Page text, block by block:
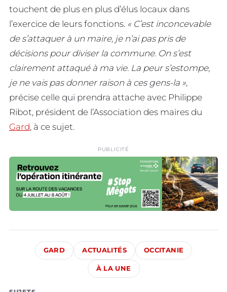
touchent de plus en plus d’élus locaux dans
l’exercice de leurs fonctions. « C’est inconcevable
de s’attaquer à un maire, je n’ai pas pris de
décisions pour diviser la commune. On s’est
clairement attaqué à ma vie. La peur s’estompe,
je ne vais pas donner raison à ces gens-la »,
précise celle qui prendra attache avec Philippe
Ribot, président de l’Association des maires du
Gard, à ce sujet.
PUBLICITÉ
GARD ACTUALITÉS OCCITANIE
À LA UNE